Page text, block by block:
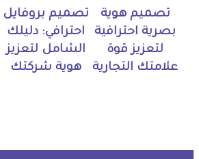
تصميم هوية
بصرية احترافية
لتعزيز قوة
علامتك التجارية
تصميم بروفايل
احترافي: دليلك
الشامل لتعزيز
هوية شركتك